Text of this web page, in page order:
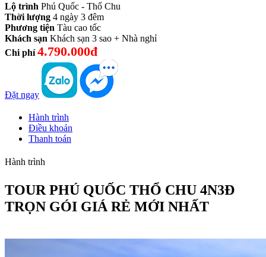
Lộ trình Phú Quốc - Thổ Chu
Thời lượng 4 ngày 3 đêm
Phương tiện Tàu cao tốc
Khách sạn Khách sạn 3 sao + Nhà nghỉ
Chi phí 4.790.000đ
Đặt ngay
Hành trình
Điều khoản
Thanh toán
Hành trình
TOUR PHÚ QUỐC THỔ CHU 4N3Đ
TRỌN GÓI GIÁ RẺ MỚI NHẤT